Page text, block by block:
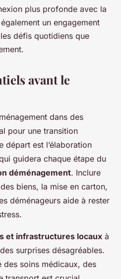
plus profonde avec la
un engagement
défis quotidiens que
avant le
dans des
pour une transition
départ est l’élaboration
guidera chaque étape du
déménagement. Inclure
biens, la mise en carton,
déménageurs aide à rester
et infrastructures locaux à
surprises désagréables.
soins médicaux, des